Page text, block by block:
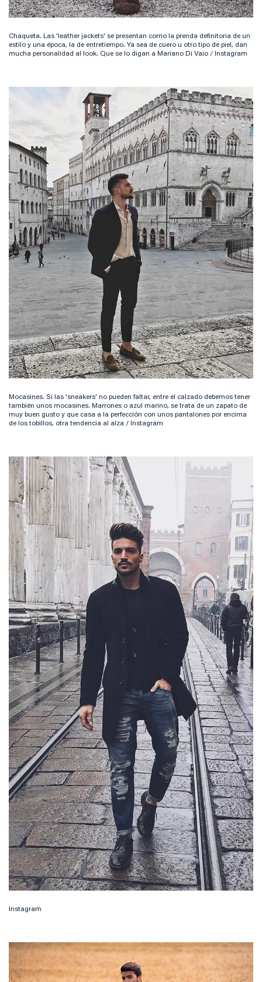
Chaqueta. Las 'leather jackets' se presentan como la prenda definitoria de un
estilo y una época, la de entretiempo. Ya sea de cuero u otro tipo de piel, dan
mucha personalidad al look. Que se lo digan a Mariano Di Vaio / Instagram
Mocasines. Si las 'sneakers' no pueden faltar, entre el calzado debemos tener
también unos mocasines. Marrones o azul marino, se trata de un zapato de
muy buen gusto y que casa a la perfección con unos pantalones por encima
de los tobillos, otra tendencia al alza / Instagram
Instagram